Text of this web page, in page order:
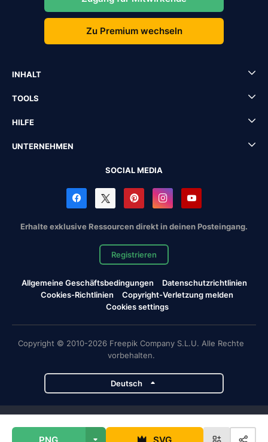
Zu Premium wechseln
INHALT
TOOLS
HILFE
UNTERNEHMEN
SOCIAL MEDIA
Erhalte exklusive Ressourcen direkt in deinen Posteingang.
Registrieren
Allgemeine Geschäftsbedingungen
Datenschutzrichtlinien
Cookies-Richtlinien
Copyright-Verletzung melden
Cookies settings
Copyright © 2010-2026 Freepik Company S.L.U. Alle Rechte
vorbehalten.
Deutsch